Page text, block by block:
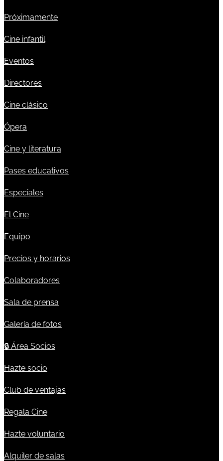
Próximamente
Cine infantil
Eventos
Directores
Cine clásico
Ópera
Cine y literatura
Pases educativos
Especiales
El Cine
Equipo
Precios y horarios
Colaboradores
Sala de prensa
Galería de fotos
🔒 Área Socios
Hazte socio
Club de ventajas
Regala Cine
Hazte voluntario
Alquiler de salas